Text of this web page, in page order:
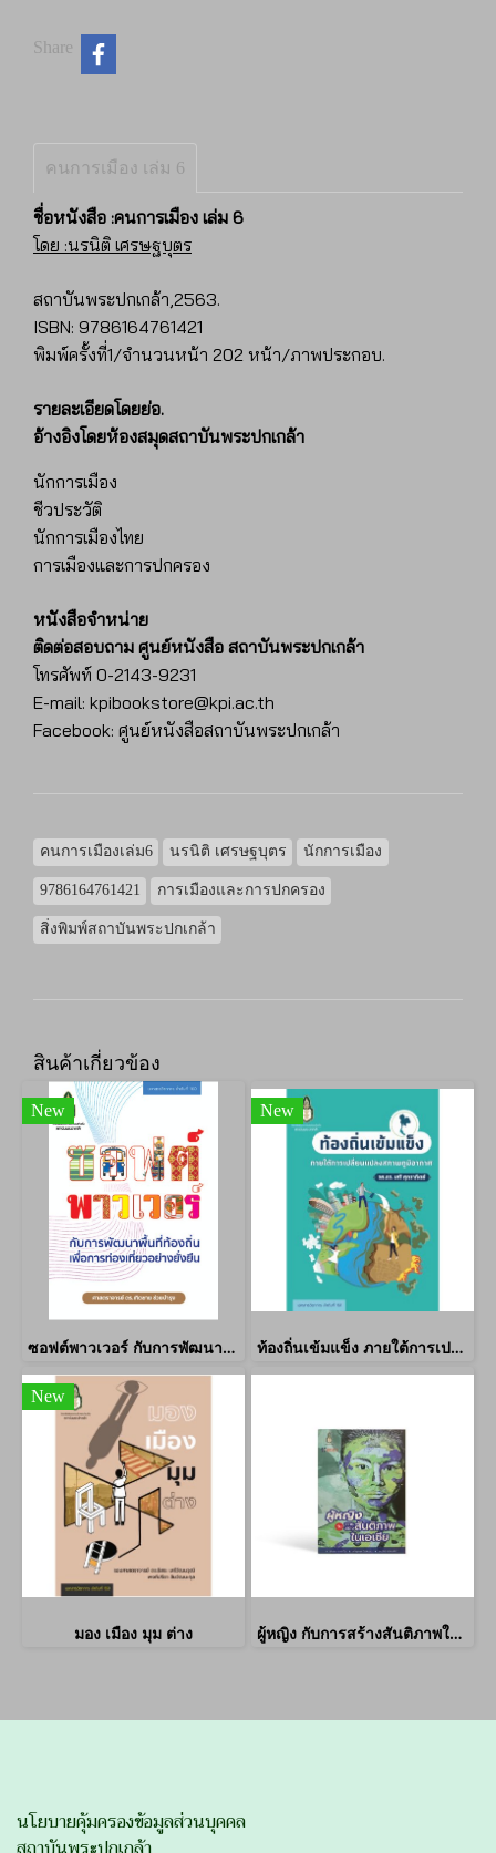
Share
คนการเมือง เล่ม 6
ชื่อหนังสือ :คนการเมือง เล่ม 6
โดย :นรนิติ เศรษฐบุตร
สถาบันพระปกเกล้า,2563.
ISBN: 9786164761421
พิมพ์ครั้งที่1/จำนวนหน้า 202 หน้า/ภาพประกอบ.
รายละเอียดโดยย่อ.
อ้างอิงโดยห้องสมุดสถาบันพระปกเกล้า
นักการเมือง
ชีวประวัติ
นักการเมืองไทย
การเมืองและการปกครอง
หนังสือจำหน่าย
ติดต่อสอบถาม ศูนย์หนังสือ สถาบันพระปกเกล้า
โทรศัพท์ 0-2143-9231
E-mail: kpibookstore@kpi.ac.th
Facebook: ศูนย์หนังสือสถาบันพระปกเกล้า
คนการเมืองเล่ม6 นรนิติ เศรษฐบุตร นักการเมือง
9786164761421 การเมืองและการปกครอง
สิ่งพิมพ์สถาบันพระปกเกล้า
สินค้าเกี่ยวข้อง
New
ซอฟต์พาวเวอร์ กับการพัฒนาท้องถิ่นเพื่อการท่องเที่ยวที่ยั่งยืน
New
ท้องถิ่นเข้มแข็ง ภายใต้การเปลี่ยนแปลงสภาพภูมิอากาศ
New
มอง เมือง มุม ต่าง ผู้หญิง กับการสร้างสันติภาพในเอเชีย
นโยบายคุ้มครองข้อมูลส่วนบุคคล